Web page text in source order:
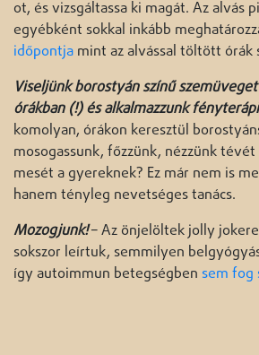
ot, és vizsgáltassa ki magát. Az alvás
egyébként sokkal inkább
időpontja mint az alvással töltött órák
Viseljünk borostyán színű
órákban (!) és alkalmazzunk
komolyan, órákon keresztül
mosogassunk, főzzünk, nézzünk
mesét a gyereknek? Ez már nem is
hanem tényleg nevetséges tanács.
Mozogjunk!– Az önjelöltek jolly
sokszor leírtuk, semmilyen
így autoimmun betegségben sem fog